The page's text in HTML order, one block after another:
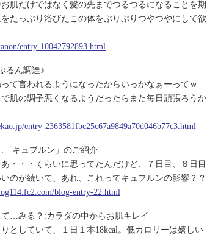
肌だけではなく髪の先までつるつるになることを期
たっぷり浴びたこの体をぷりぷりつやつやにして欲
entry-10042792893.html
るん調達♪
って言われるようになったからいっかなぁーってｗ
肌の調子悪くなるようだったらまた毎日頑張ろうか
entry-2363581fbc25c67a9849a70d046b77c3.html
「キュプルン」のご紹介
・・・くらいに思ってたんだけど、７日目、８日目
のが続いて、あれ、これってキュプルンの影響？？
blog-entry-22.html
て…みる？:カラダの中からお肌キレイ
としていて、１日１本18kcal。低カロリーは嬉しい